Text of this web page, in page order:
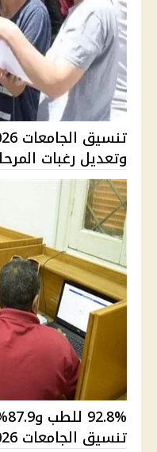
وتعديل رغبات
تنسيق الجامعات 2026 وأماكن المرحلة ...